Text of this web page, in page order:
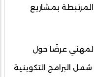
بمشاريع
المهني عرضًا حول
البرامج التكوينية